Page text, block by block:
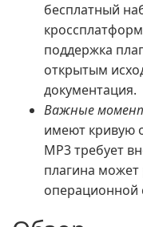
бесплатный
поддержка
открытым
документация.
Важные
имеют кривую
MP3 требует
плагина может
операционной